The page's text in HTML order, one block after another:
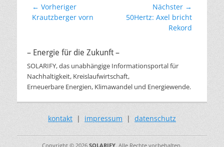
Beitragsnavigation
← Vorheriger
Vorheriger
Krautzberger vorn
Nächster →
Nächster
50Hertz: Axel bricht
Rekord
– Energie für die Zukunft –
SOLARIFY, das unabhängige Informationsportal für
Nachhaltigkeit, Kreislaufwirtschaft,
Erneuerbare Energien, Klimawandel und Energiewende.
kontakt | impressum | datenschutz
Copyright © 2026 SOLARIFY. Alle Rechte vorbehalten.